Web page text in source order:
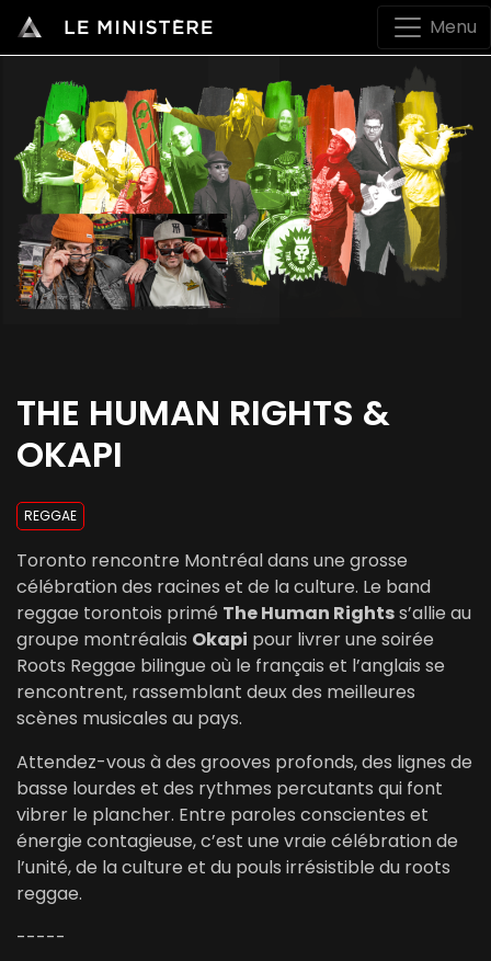
Menu
THE HUMAN RIGHTS &
OKAPI
REGGAE
Toronto rencontre Montréal dans une grosse
célébration des racines et de la culture. Le band
reggae torontois primé The Human Rightss’allie au
groupe montréalais Okapi pour livrer une soirée
Roots Reggae bilingue où le français et l’anglais se
rencontrent, rassemblant deux des meilleures
scènes musicales au pays.
Attendez-vous à des grooves profonds, des lignes de
basse lourdes et des rythmes percutants qui font
vibrer le plancher. Entre paroles conscientes et
énergie contagieuse, c’est une vraie célébration de
l’unité, de la culture et du pouls irrésistible du roots
reggae.
-----